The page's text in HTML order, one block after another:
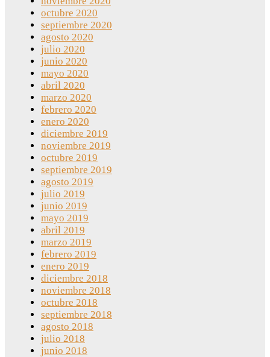
octubre 2020
septiembre 2020
agosto 2020
julio 2020
junio 2020
mayo 2020
abril 2020
marzo 2020
febrero 2020
enero 2020
diciembre 2019
noviembre 2019
octubre 2019
septiembre 2019
agosto 2019
julio 2019
junio 2019
mayo 2019
abril 2019
marzo 2019
febrero 2019
enero 2019
diciembre 2018
noviembre 2018
octubre 2018
septiembre 2018
agosto 2018
julio 2018
junio 2018